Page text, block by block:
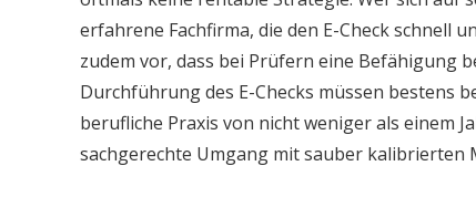
erfahrene Fachfirma, die den E-Check schnell
zudem vor, dass bei Prüfern eine Befähigung
Durchführung des E-Checks müssen bestens
berufliche Praxis von nicht weniger als einem
sachgerechte Umgang mit sauber kalibrierten